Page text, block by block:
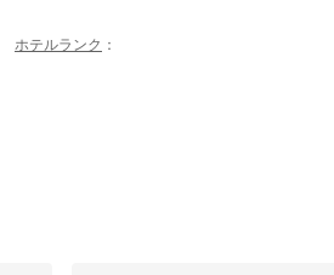
ホテルランク